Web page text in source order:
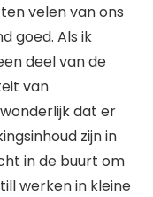
velen van ons
goed. Als ik
deel van de
van
dat er
zijn in
in de buurt om
werken in kleine